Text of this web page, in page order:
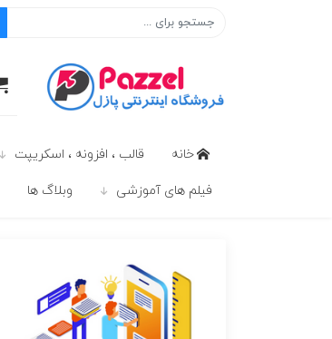
خانه قالب ، افزونه ، اسکریپت
فیلم های آموزشی وبلاگ ها